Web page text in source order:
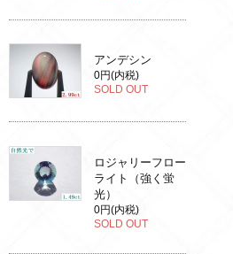
アンデシン
0円(内税)
SOLD OUT
ロジャリーフロー
ライト（強く蛍
光）
0円(内税)
SOLD OUT